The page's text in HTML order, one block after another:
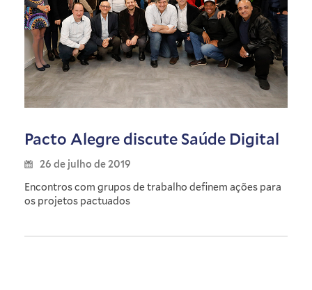
Pacto Alegre discute Saúde Digital
26 de julho de 2019
Encontros com grupos de trabalho definem ações para
os projetos pactuados